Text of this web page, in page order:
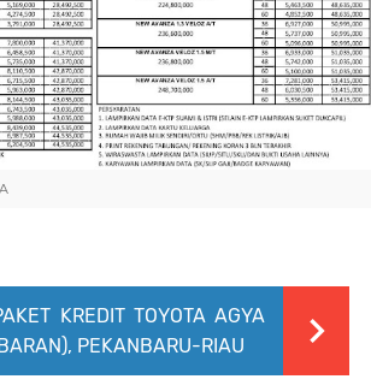
KREDIT TOYOTA AGYA
PEKANBARU-RIAU